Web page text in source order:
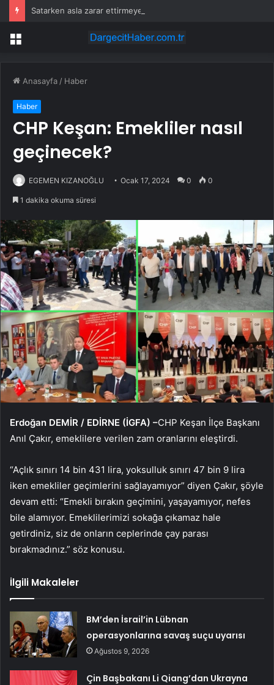
Satarken asla zarar ettirmeyen ikinci el araçlar
Menü
Anasayfa / Haber
Haber
CHP Keşan: Emekliler nasıl
geçinecek?
EGEMEN KIZANOĞLU Ocak 17, 2024 0 0
1 dakika okuma süresi
Erdoğan DEMİR / EDİRNE (İGFA) –CHP Keşan İlçe Başkanı
Anıl Çakır, emeklilere verilen zam oranlarını eleştirdi.
“Açlık sınırı 14 bin 431 lira, yoksulluk sınırı 47 bin 9 lira
iken emekliler geçimlerini sağlayamıyor” diyen Çakır, şöyle
devam etti: “Emekli bırakın geçimini, yaşayamıyor, nefes
bile alamıyor. Emeklilerimizi sokağa çıkamaz hale
getirdiniz, siz de onların ceplerinde çay parası
bırakmadınız.” söz konusu.
İlgili Makaleler
BM’den İsrail’in Lübnan
operasyonlarına savaş suçu uyarısı
Ağustos 9, 2026
Çin Başbakanı Li Qiang’dan Ukrayna